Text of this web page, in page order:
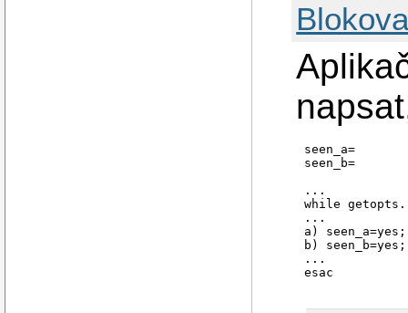
seen_a=
seen_b=
...
while
...
a)
b)
...
esac